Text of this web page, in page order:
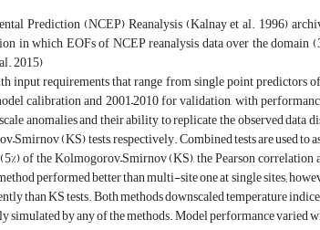
Prediction (NCEP) Reanalysis (Kalnay et al. 1996)
which EOFs of NCEP reanalysis data over the domain
2015)
input requirements that range from single point predictors
calibration and 2001–2010 for validation, with
anomalies and their ability to replicate the observed data
(KS) tests, respectively. Combined tests are used to
of the Kolmogorov–Smirnov (KS), the Pearson
performed better than multi-site one at single sites;
than KS tests. Both methods downscaled temperature
simulated by any of the methods. Model performance varied